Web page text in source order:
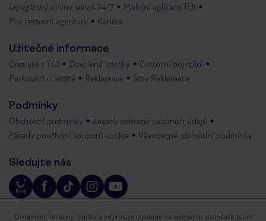
Delegátský online servis 24/7
Mobilní aplikace TUI
Pro cestovní agentury
Kariéra
Užitečné informace
Cestujte s TUI Dovolená letecky
Cestovní pojištění
Parkování u letiště
Reklamace Stav Reklamace
Podmínky
Obchodní podmínky
Zásady ochrany osobních údajů
Zásady používání souborů cookie
Všeobecné obchodní podmínky
Sledujte nás
Oznámení, reklamy, ceníky a informace uvedené na webových stránkách tui.cz